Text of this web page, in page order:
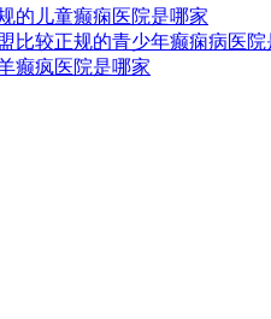
的儿童癫痫医院是哪家
比较正规的青少年癫痫病医院
癫疯医院是哪家